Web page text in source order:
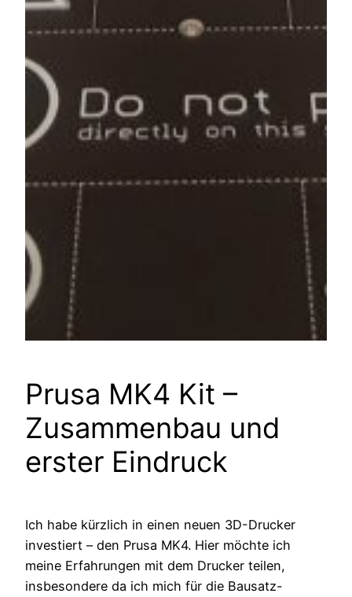
Prusa MK4 Kit –
Zusammenbau und
erster Eindruck
Ich habe kürzlich in einen neuen 3D-Drucker
investiert – den Prusa MK4. Hier möchte ich
meine Erfahrungen mit dem Drucker teilen,
insbesondere da ich mich für die Bausatz-